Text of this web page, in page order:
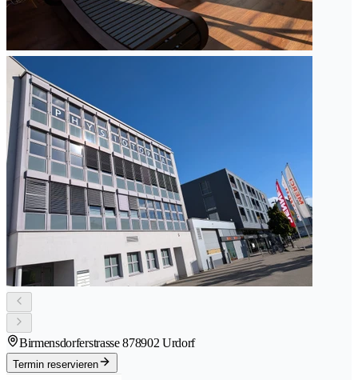
Birmensdorferstrasse 878902 Urdorf
Termin reservieren